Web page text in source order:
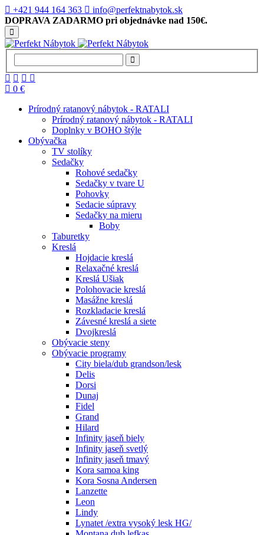
+421 944 164 363
info@perfektnabytok.sk
DOPRAVA ZADARMO pri objednávke nad 150€.
0 €
Prírodný ratanový nábytok - RATALI
Prírodný ratanový nábytok - RATALI
Doplnky v BOHO štýle
Obývačka
TV stolíky
Sedačky
Rohové sedačky
Sedačky v tvare U
Pohovky
Sedacie súpravy
Sedačky na mieru
Boby
Taburetky
Kreslá
Hojdacie kreslá
Relaxačné kreslá
Kreslá Ušiak
Polohovacie kreslá
Masážne kreslá
Rozkladacie kreslá
Závesné kreslá a siete
Dvojkreslá
Obývacie steny
Obývacie programy
City biela/dub grandson/lesk
Delis
Dorsi
Dunaj
Fidel
Grand
Hilard
Infinity jaseň biely
Infinity jaseň svetlý
Infinity jaseň tmavý
Kora samoa king
Kora Sosna Andersen
Lanzette
Leon
Lindy
Lynatet /extra vysoký lesk HG/